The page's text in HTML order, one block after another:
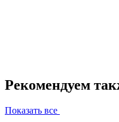
Рекомендуем
Показать все